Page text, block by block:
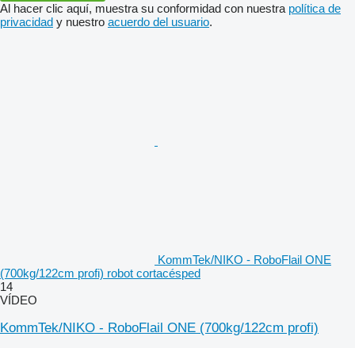
Al hacer clic aquí, muestra su conformidad con nuestra política de
privacidad y nuestro acuerdo del usuario.
KommTek/NIKO - RoboFlail ONE
(700kg/122cm profi) robot cortacésped
14
VÍDEO
KommTek/NIKO - RoboFlail ONE (700kg/122cm profi)